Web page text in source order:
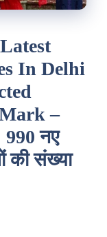
In Delhi
–
नए
की संख्या